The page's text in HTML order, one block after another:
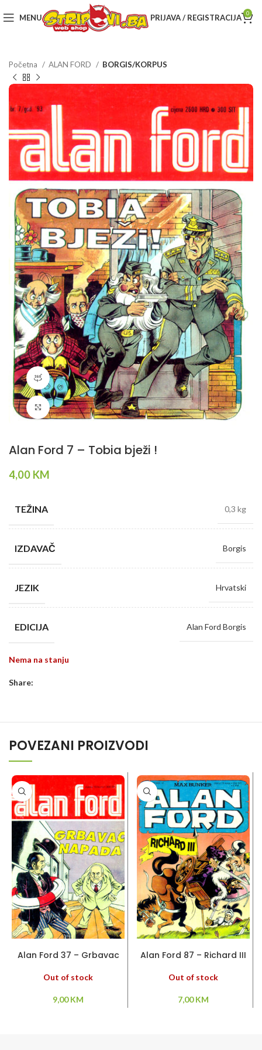
MENU PRIJAVA / REGISTRACIJA 0
Početna ALAN FORD BORGIS/KORPUS
360 product view
Klikni da povečaš
Alan Ford 7 – Tobia bježi !
4,00 KM
TEŽINA 0,3 kg
IZDAVAČ Borgis
JEZIK Hrvatski
EDICIJA Alan Ford Borgis
Nema na stanju
Share:
POVEZANI PROIZVODI
Alan Ford 37 – Grbavac
Out of stock
9,00KM
Alan Ford 87 – Richard III
Out of stock
7,00KM